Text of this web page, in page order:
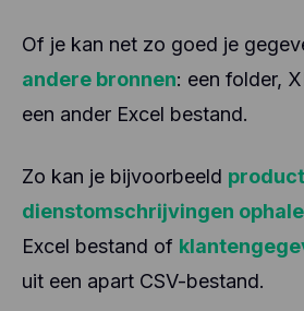
Of je kan net zo goed je
andere bronnen: een folder,
een ander Excel bestand.
Zo kan je bijvoorbeeld
dienstomschrijvingen
Excel bestand of
uit een apart CSV-bestand.